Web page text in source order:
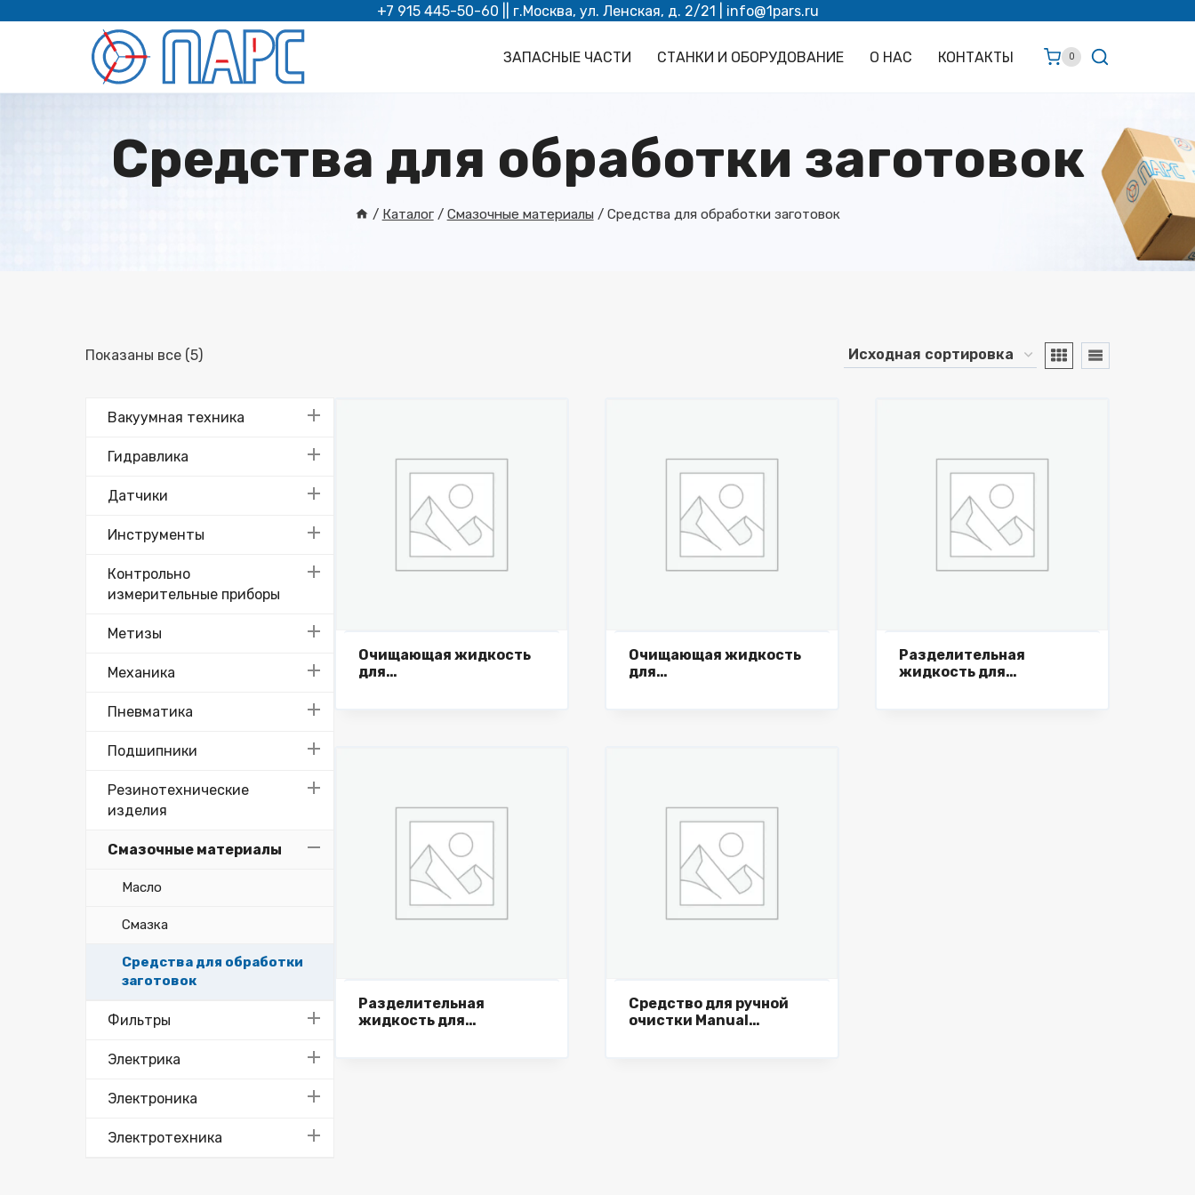
содержимому
+7 915 445-50-60 || г.Москва, ул. Ленская, д. 2/21 | info@1pars.ru
ЗАПАСНЫЕ ЧАСТИ СТАНКИ И ОБОРУДОВАНИЕ О НАС КОНТАКТЫ 0
Средства для обработки заготовок
/ Каталог / Смазочные материалы / Средства для обработки заготовок
Показаны все (5)
Вакуумная техника
Гидравлика
Датчики
Инструменты
Контрольно
измерительные приборы
Метизы
Механика
Пневматика
Подшипники
Резинотехнические
изделия
Смазочные материалы
Масло
Смазка
Средства для обработки
заготовок
Фильтры
Электрика
Электроника
Электротехника
Очищающая жидкость
для
Очищающая жидкость
для
Разделительная
жидкость для
Разделительная
жидкость для
Средство для ручной
очистки Manual